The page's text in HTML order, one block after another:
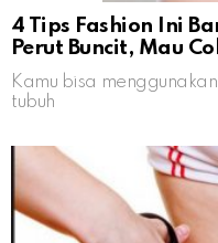
4 Tips Fashion Ini
Perut Buncit, Mau
Kamu bisa
tubuh